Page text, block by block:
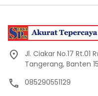
Jl. Ciakar No.17 Rt.01
Tangerang, Banten
085290551129